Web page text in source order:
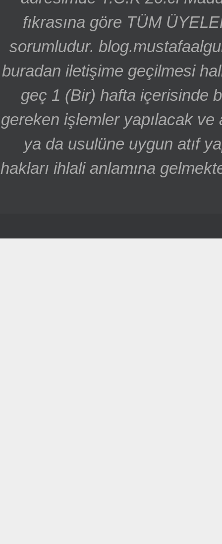
fıkrasına göre TÜM
sorumludur.
buradan iletişime geçilmesi
geç 1 (Bir) hafta içerisinde
gereken işlemler yapılacak ve
ya da usulüne uygun atıf
hakları ihlali anlamına